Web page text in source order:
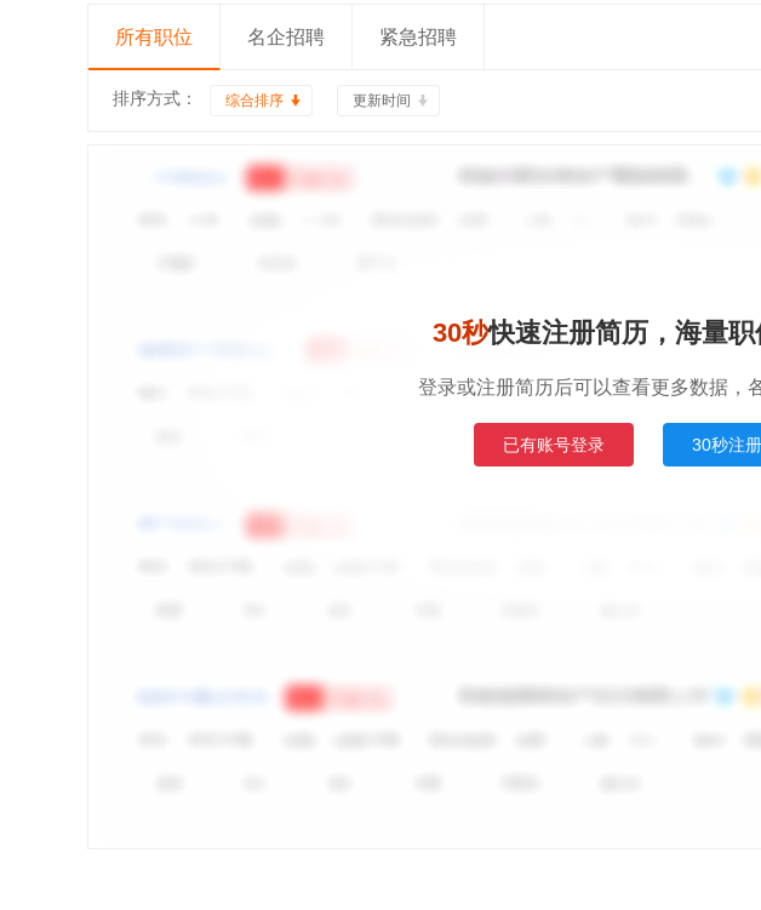
所有职位 名企招聘 紧急招聘
排序方式： 综合排序 更新时间
30秒快速注册简历，海量职
登录或注册简历后可以查看更多数据，
已有账号登录 30秒注